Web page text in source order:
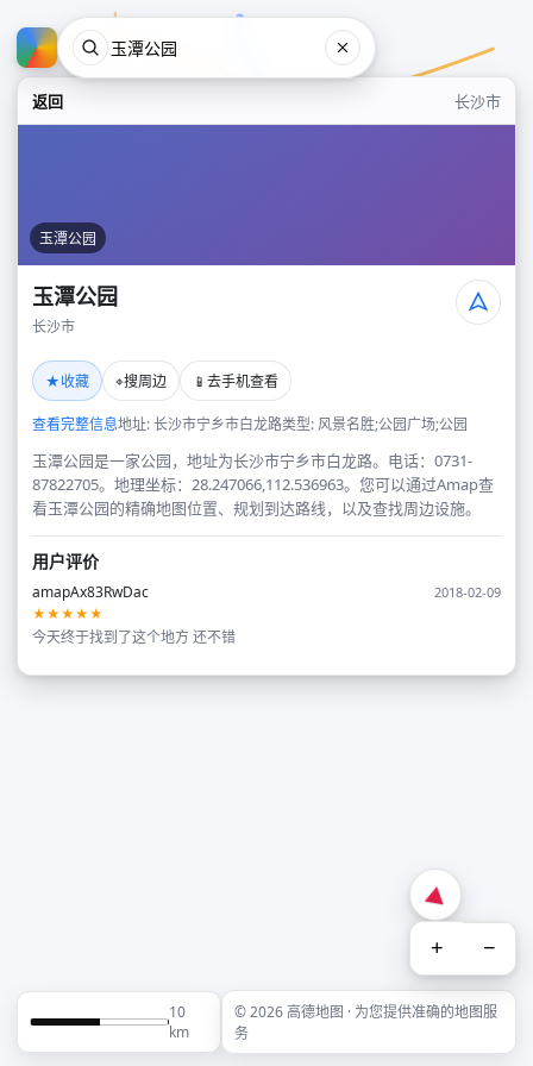
返回 长沙市
玉潭公园
玉潭公园
长沙市
★收藏 ⌖搜周边 📱 去手机查看
查看完整信息地址: 长沙市宁乡市白龙路类型: 风景名胜;公园广场;公园
玉潭公园是一家公园，地址为长沙市宁乡市白龙路。电话：0731-
87822705。地理坐标：28.247066,112.536963。您可以通过Amap查
看玉潭公园的精确地图位置、规划到达路线，以及查找周边设施。
用户评价
amapAx83RwDac
2018-02-09
★★★★★
今天终于找到了这个地方 还不错
+ −
10
km
© 2026 高德地图 · 为您提供准确的地图服
务